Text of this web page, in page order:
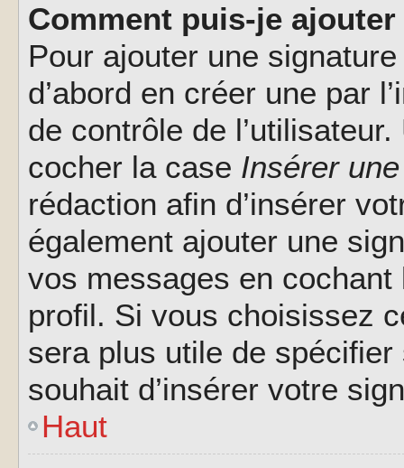
Comment puis-je
Pour ajouter une
d’abord en créer une par
de contrôle de
cocher la case Insérer
rédaction afin d’insérer
également ajouter une
vos messages en
profil. Si vous choisissez
sera plus utile de
souhait d’insérer votre
Haut